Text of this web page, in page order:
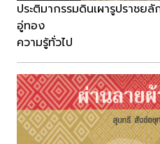
ประติมากรรมดินเผารูปราชย
อู่ทอง
ความรู้ทั่วไป